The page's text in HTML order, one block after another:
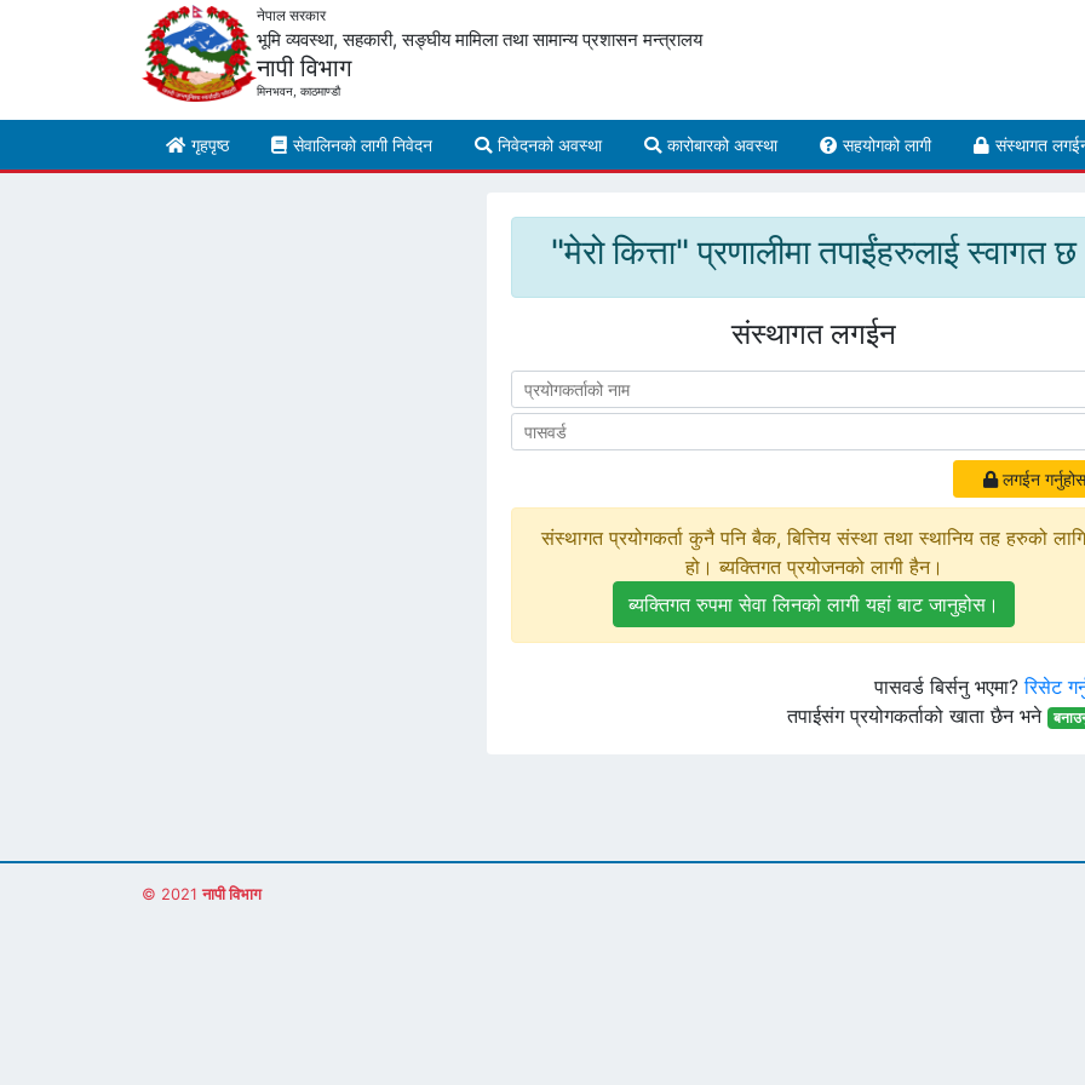
नेपाल सरकार
भूमि व्यवस्था, सहकारी, सङ्घीय मामिला तथा सामान्य प्रशासन मन्त्रालय
नापी विभाग
मिनभवन, काठमाण्डौ
गृहपृष्ठ सेवालिनको लागी निवेदन निवेदनको अवस्था कारोबारको अवस्था सहयोगको लागी संस्थागत
"मेरो कित्ता" प्रणालीमा तपाईंहरुलाई स्वागत छ
संस्थागत लगईन
लगईन गर्नुहोस्
संस्थागत प्रयोगकर्ता कुनै पनि बैक, बित्तिय संस्था तथा स्थानिय तह हरुको लागि
हो। ब्यक्तिगत प्रयोजनको लागी हैन।
ब्यक्तिगत रुपमा सेवा लिनको लागी यहां बाट जानुहोस।
पासवर्ड बिर्सनु भएमा?रिसेट
तपाईसंग प्रयोगकर्ताको खाता छैन भने
© 2021नापी विभाग